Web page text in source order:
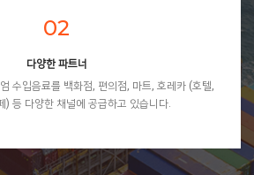
02
다양한 파트너
수입음료를 백화점, 편의점, 마트, 호레카 (호텔,
) 등 다양한 채널에 공급하고 있습니다.